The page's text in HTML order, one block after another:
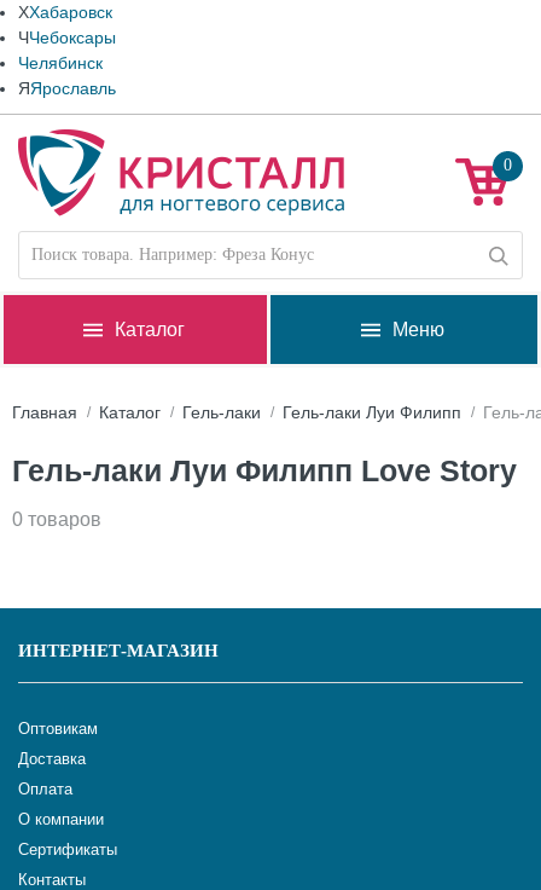
ХХабаровск
ЧЧебоксары
Челябинск
ЯЯрославль
0
Каталог Меню
Главная Каталог Гель-лаки Гель-лаки Луи Филипп Гель-
Гель-лаки Луи Филипп Love Story
0 товаров
ИНТЕРНЕТ-МАГАЗИН
Оптовикам
Доставка
Оплата
О компании
Сертификаты
Контакты